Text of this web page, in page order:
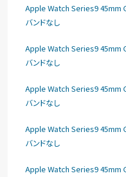
Apple Watch Series9 45mm
バンドなし
Apple Watch Series9 45mm
バンドなし
Apple Watch Series9 45mm
バンドなし
Apple Watch Series9 45mm
バンドなし
Apple Watch Series9 45mm